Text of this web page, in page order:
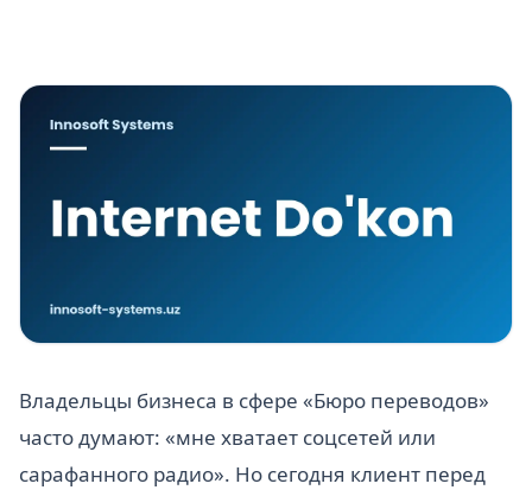
Владельцы бизнеса в сфере «Бюро переводов»
часто думают: «мне хватает соцсетей или
сарафанного радио». Но сегодня клиент перед